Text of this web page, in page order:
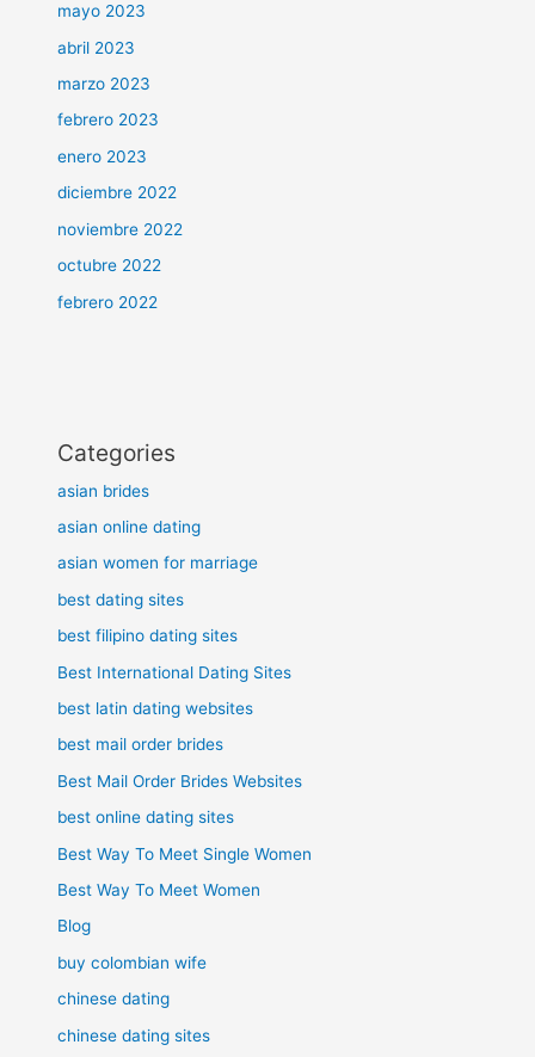
mayo 2023
abril 2023
marzo 2023
febrero 2023
enero 2023
diciembre 2022
noviembre 2022
octubre 2022
febrero 2022
Categories
asian brides
asian online dating
asian women for marriage
best dating sites
best filipino dating sites
Best International Dating Sites
best latin dating websites
best mail order brides
Best Mail Order Brides Websites
best online dating sites
Best Way To Meet Single Women
Best Way To Meet Women
Blog
buy colombian wife
chinese dating
chinese dating sites